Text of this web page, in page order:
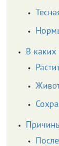
В каких